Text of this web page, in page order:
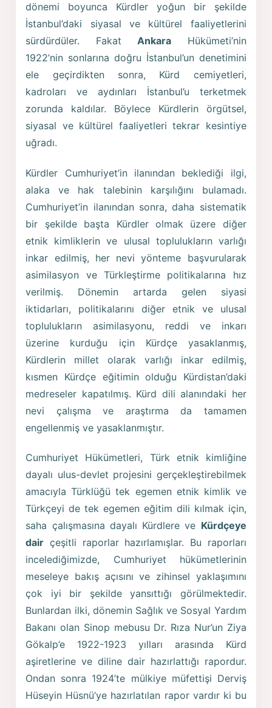
dönemi boyunca Kürdler yoğun bir şekilde
İstanbul’daki siyasal ve kültürel faaliyetlerini
sürdürdüler. FakatAnkara Hükümeti’nin
1922’nin sonlarına doğru İstanbul’un denetimini
ele geçirdikten sonra, Kürd cemiyetleri,
kadroları ve aydınları İstanbul’u terketmek
zorunda kaldılar. Böylece Kürdlerin örgütsel,
siyasal ve kültürel faaliyetleri tekrar kesintiye
uğradı.
Kürdler Cumhuriyet’in ilanından beklediği ilgi,
alaka ve hak talebinin karşılığını bulamadı.
Cumhuriyet’in ilanından sonra, daha sistematik
bir şekilde başta Kürdler olmak üzere diğer
etnik kimliklerin ve ulusal toplulukların varlığı
inkar edilmiş, her nevi yönteme başvurularak
asimilasyon ve Türkleştirme politikalarına hız
verilmiş. Dönemin artarda gelen siyasi
iktidarları, politikalarını diğer etnik ve ulusal
toplulukların asimilasyonu, reddi ve inkarı
üzerine kurduğu için Kürdçe yasaklanmış,
Kürdlerin millet olarak varlığı inkar edilmiş,
kısmen Kürdçe eğitimin olduğu Kürdistan’daki
medreseler kapatılmış. Kürd dili alanındaki her
nevi çalışma ve araştırma da tamamen
engellenmiş ve yasaklanmıştır.
Cumhuriyet Hükümetleri, Türk etnik kimliğine
dayalı ulus-devlet projesini gerçekleştirebilmek
amacıyla Türklüğü tek egemen etnik kimlik ve
Türkçeyi de tek egemen eğitim dili kılmak için,
saha çalışmasına dayalı Kürdlere ve Kürdçeye
dair çeşitli raporlar hazırlamışlar. Bu raporları
incelediğimizde, Cumhuriyet hükümetlerinin
meseleye bakış açısını ve zihinsel yaklaşımını
çok iyi bir şekilde yansıttığı görülmektedir.
Bunlardan ilki, dönemin Sağlık ve Sosyal Yardım
Bakanı olan Sinop mebusu Dr. Rıza Nur’un Ziya
Gökalp’e 1922-1923 yılları arasında Kürd
aşiretlerine ve diline dair hazırlattığı rapordur.
Ondan sonra 1924’te mülkiye müfettişi Derviş
Hüseyin Hüsnü’ye hazırlatılan rapor vardır ki bu